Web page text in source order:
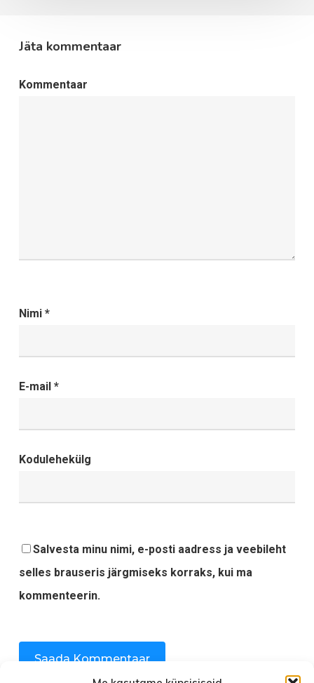
Jäta kommentaar
Kommentaar
Nimi *
E-mail *
Kodulehekülg
Salvesta minu nimi, e-posti aadress ja veebileht
selles brauseris järgmiseks korraks, kui ma
kommenteerin.